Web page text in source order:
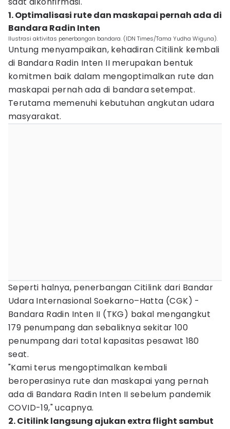
1. Optimalisasi rute dan maskapai pernah ada di
Bandara Radin Inten
Ilustrasi aktivitas penerbangan bandara. (IDN Times/Tama Yudha Wiguna).
Untung menyampaikan, kehadiran Citilink kembali
di Bandara Radin Inten II merupakan bentuk
komitmen baik dalam mengoptimalkan rute dan
maskapai pernah ada di bandara setempat.
Terutama memenuhi kebutuhan angkutan udara
masyarakat.
Seperti halnya, penerbangan Citilink dari Bandar
Udara Internasional Soekarno–Hatta (CGK) -
Bandara Radin Inten II (TKG) bakal mengangkut
179 penumpang dan sebaliknya sekitar 100
penumpang dari total kapasitas pesawat 180
seat.
"Kami terus mengoptimalkan kembali
beroperasinya rute dan maskapai yang pernah
ada di Bandara Radin Inten II sebelum pandemik
COVID-19," ucapnya.
2. Citilink langsung ajukan extra flight sambut